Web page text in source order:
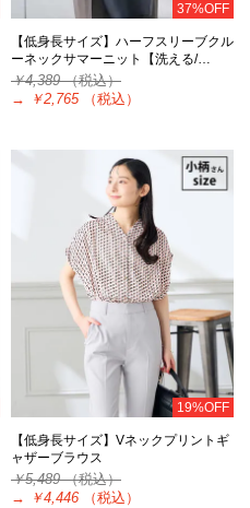
37%OFF
【低身長サイズ】ハーフスリーブクル
ーネックサマーニット【洗える/…
￥4,389（税込）
→
￥2,765 （税込）
19%OFF
【低身長サイズ】Vネックプリントギ
ャザーブラウス
￥5,489（税込）
→
￥4,446 （税込）